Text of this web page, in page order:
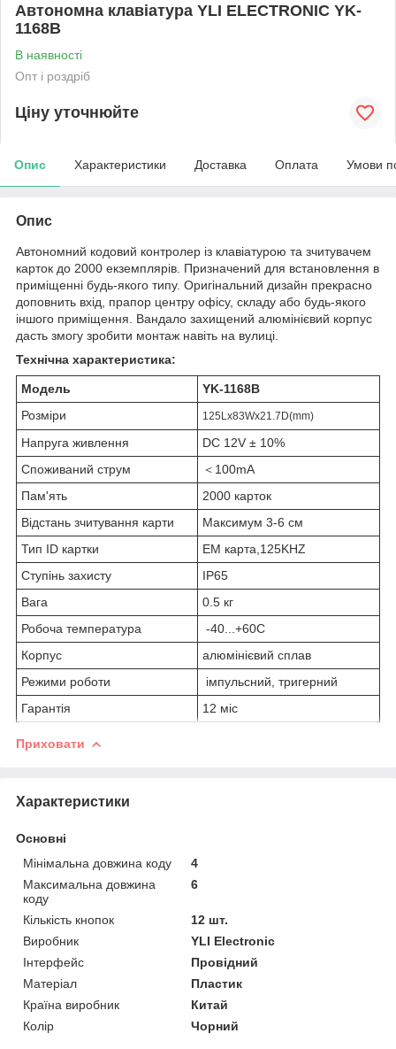
Автономна клавіатура YLI ELECTRONIC YK-
1168B
В наявності
Опт і роздріб
Ціну уточнюйте
Опис Характеристики Доставка Оплата Умови
Опис
Автономний кодовий контролер із клавіатурою та зчитувачем
карток до 2000 екземплярів. Призначений для встановлення в
приміщенні будь-якого типу. Оригінальний дизайн прекрасно
доповнить вхід, прапор центру офісу, складу або будь-якого
іншого приміщення. Вандало захищений алюмінієвий корпус
дасть змогу зробити монтаж навіть на вулиці.
Технічна характеристика:
Модель
YK-1168B
Розміри
125Lx83Wx21.7D(mm)
Напруга живлення
DC 12V ± 10%
Споживаний струм
＜100mA
Пам'ять
2000 карток
Відстань зчитування карти
Максимум 3-6 см
Тип ID картки
EM карта,125KHZ
Ступінь захисту
IP65
Вага
0.5 кг
Робоча температура
-40...+60C
Корпус
алюмінієвий сплав
Режими роботи
імпульсний, тригерний
Гарантія
12 міс
Приховати
Характеристики
Основні
Мінімальна довжина коду
4
Максимальна довжина
коду
6
Кількість кнопок
12 шт.
Виробник
YLI Electronic
Інтерфейс
Провідний
Матеріал
Пластик
Країна виробник
Китай
Колір
Чорний